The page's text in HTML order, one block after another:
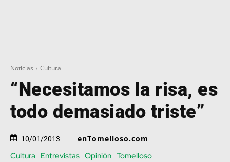
Noticias Cultura
“Necesitamos la risa, es
todo demasiado triste”
10/01/2013 enTomelloso.com
Cultura Entrevistas Opinión Tomelloso